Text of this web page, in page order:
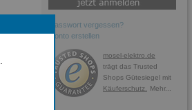
Passwort vergessen?
Konto erstellen
mosel-elektro.de
trägt das Trusted
Shops Gütesiegel mit
Käuferschutz.
Mehr...